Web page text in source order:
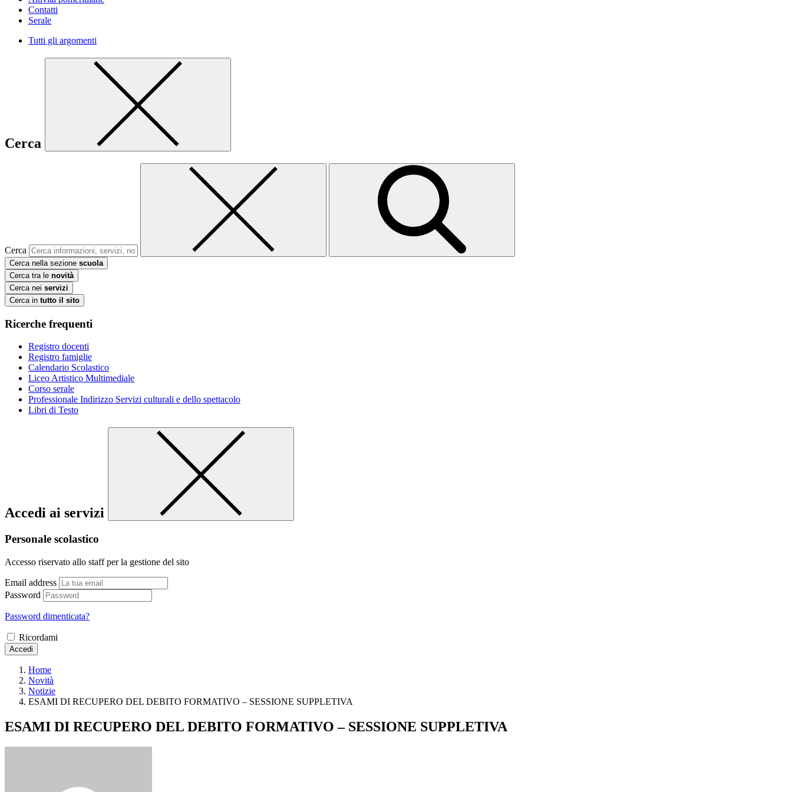
Contatti
Serale
Tutti gli argomenti
Cerca
Cerca
Cerca nella sezione scuola
Cerca tra le novità
Cerca nei servizi
Cerca in tutto il sito
Ricerche frequenti
Registro docenti
Registro famiglie
Calendario Scolastico
Liceo Artistico Multimediale
Corso serale
Professionale Indirizzo Servizi culturali e dello spettacolo
Libri di Testo
Accedi ai servizi
Personale scolastico
Accesso riservato allo staff per la gestione del sito
Email address
Password
Password dimenticata?
Ricordami
Accedi
Home
Novità
Notizie
ESAMI DI RECUPERO DEL DEBITO FORMATIVO – SESSIONE SUPPLETIVA
ESAMI DI RECUPERO DEL DEBITO FORMATIVO – SESSIONE SUPPLETIVA